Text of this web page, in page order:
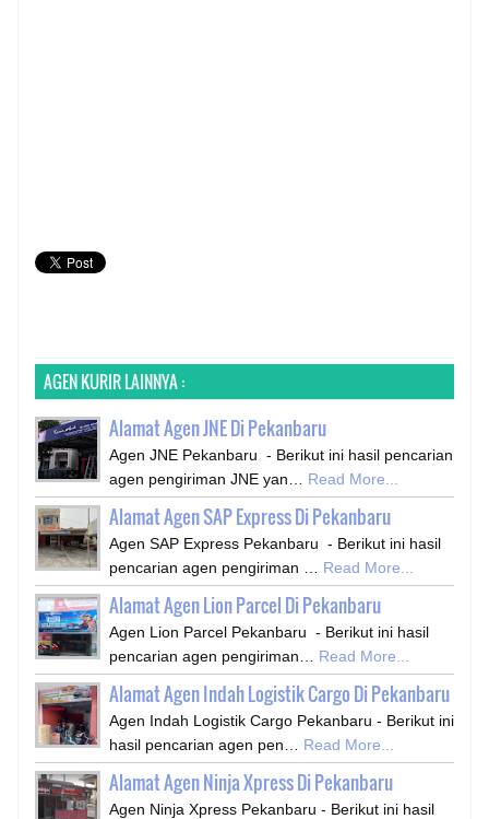
AGEN KURIR LAINNYA :
Alamat Agen JNE Di Pekanbaru
Agen JNE Pekanbaru - Berikut ini hasil pencarian
agen pengiriman JNE yan…
Read More...
Alamat Agen SAP Express Di Pekanbaru
Agen SAP Express Pekanbaru - Berikut ini hasil
pencarian agen pengiriman …
Read More...
Alamat Agen Lion Parcel Di Pekanbaru
Agen Lion Parcel Pekanbaru - Berikut ini hasil
pencarian agen pengiriman…
Read More...
Alamat Agen Indah Logistik Cargo Di Pekanbaru
Agen Indah Logistik Cargo Pekanbaru - Berikut ini
hasil pencarian agen pen…
Read More...
Alamat Agen Ninja Xpress Di Pekanbaru
Agen Ninja Xpress Pekanbaru - Berikut ini hasil